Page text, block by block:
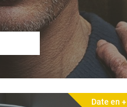
Date en +